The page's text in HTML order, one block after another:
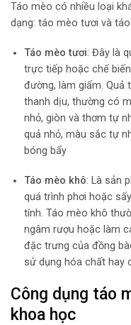
Táo mèo có nhiều loại
dạng: táo mèo tươi và
Táo mèo tươi: Đây là
trực tiếp hoặc chế
đường, làm giấm. Quả
thanh dịu, thường có
nhỏ, giòn và thơm tự
quả nhỏ, màu sắc tự
bóng bẩy
Táo mèo khô: Là sản
quá trình phơi hoặc
tính. Táo mèo khô
ngâm rượu hoặc làm
đặc trưng của đồng
sử dụng hóa chất hay
Công dụng táo
khoa học